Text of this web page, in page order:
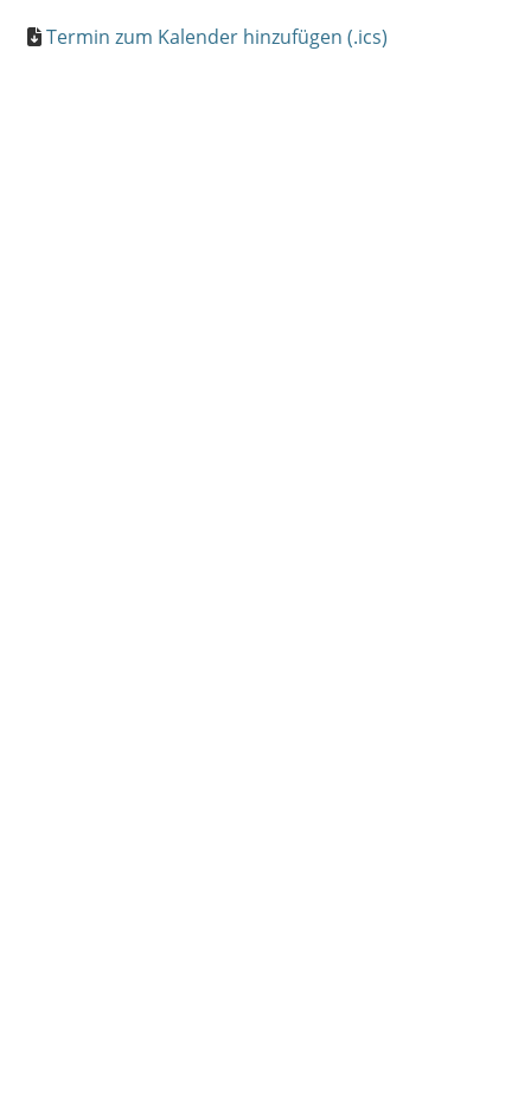
Termin zum Kalender hinzufügen (.ics)